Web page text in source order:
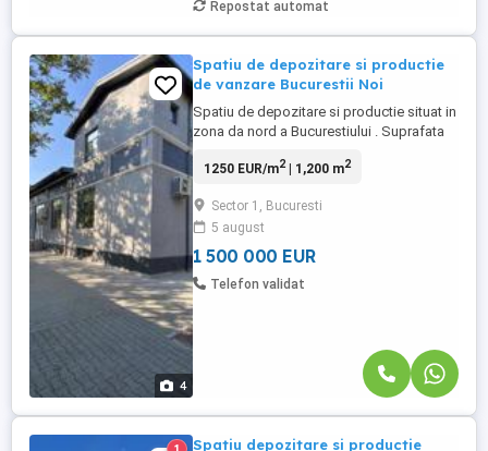
Repostat automat
4
Spatiu de depozitare si productie
de vanzare Bucurestii Noi
Spatiu de depozitare si productie situat in
zona da nord a Bucurestiului . Suprafata
Suprafata teren 1826 mp Inaltime spatiu
imobil:Productie/Servicii Suprafaţă
totală:1.200 mp Specificaţii Hala
industriala Hala este construita din pereti
1250 EUR/m2| 1,200 m2
Sector 1, Bucuresti
5 august
1 500 000 EUR
Telefon validat
Spatiu depozitare si productie